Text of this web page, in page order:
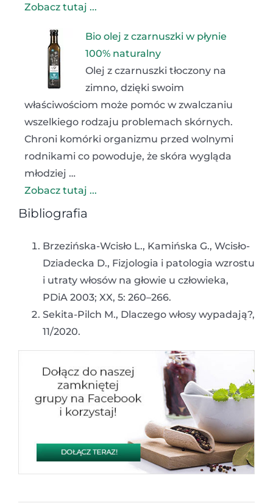
Zobacz tutaj ...
Bio olej z czarnuszki w płynie
100% naturalny
Olej z czarnuszki tłoczony na
zimno, dzięki swoim
właściwościom może pomóc w zwalczaniu
wszelkiego rodzaju problemach skórnych.
Chroni komórki organizmu przed wolnymi
rodnikami co powoduje, że skóra wygląda
młodziej …
Zobacz tutaj ...
Bibliografia
Brzezińska-Wcisło L., Kamińska G., Wcisło-
Dziadecka D., Fizjologia i patologia wzrostu
i utraty włosów na głowie u człowieka,
PDiA 2003; XX, 5: 260–266.
Sekita-Pilch M., Dlaczego włosy wypadają?,
11/2020.